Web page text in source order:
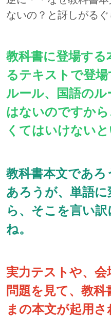
ないの？と訝しがるぐ
教科書に登場する
るテキストで登
ルール、国語の
はないのですか
くてはいけないと
教科書本文であ
あろうが、単語
ら、そこを言い
ね。
実力テストや、
問題を見て、教
まの本文が起用さ